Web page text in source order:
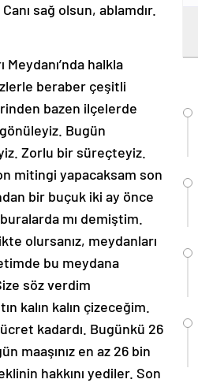
sağ olsun, ablamdır.
Meydanı’nda halkla
beraber çeşitli
bazen ilçelerde
Bugün
Zorlu bir süreçteyiz.
mitingi yapacaksam son
bir buçuk iki ay önce
mı demiştim.
olursanız, meydanları
bu meydana
söz verdim
kalın kalın çizeceğim.
kadardı. Bugünkü 26
maaşınız en az 26 bin
hakkını yediler. Son